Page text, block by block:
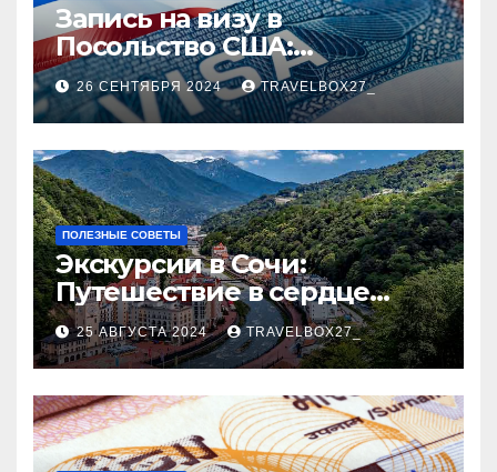
Запись на визу в
Посольство США:
Пошаговое руководство
26 СЕНТЯБРЯ 2024 TRAVELBOX27_
ПОЛЕЗНЫЕ СОВЕТЫ
Экскурсии в Сочи:
Путешествие в сердце
Черноморского курорта
25 АВГУСТА 2024 TRAVELBOX27_